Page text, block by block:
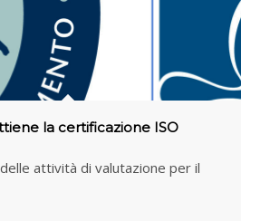
la certificazione ISO
attività di valutazione per il